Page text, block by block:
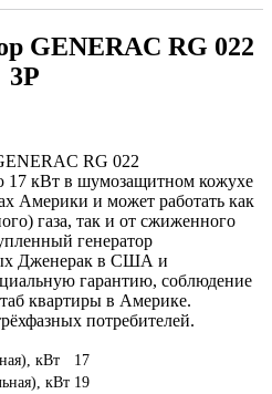
GENERAC RG 022
3P
RG 022
17 кВт в шумозащитном кожухе
Америки и может работать как
газа, так и от сжиженного
генератор
Дженерак в США и
гарантию, соблюдение
квартиры в Америке.
потребителей.
кВт
17
кВт 19